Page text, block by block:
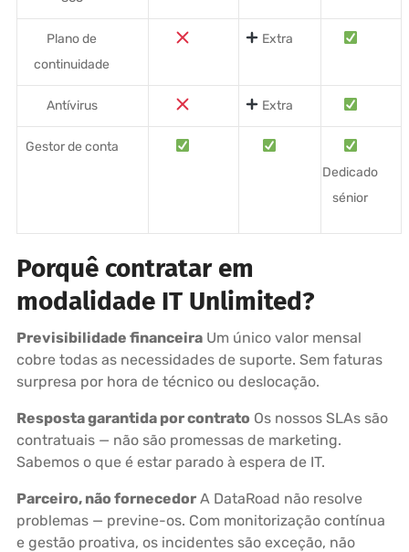
Plano de
continuidade
Extra
Antívirus Extra
Gestor de conta
Dedicado
sénior
Porquê contratar em
modalidade IT Unlimited?
Previsibilidade financeira Um único valor mensal
cobre todas as necessidades de suporte. Sem faturas
surpresa por hora de técnico ou deslocação.
Resposta garantida por contrato Os nossos SLAs são
contratuais — não são promessas de marketing.
Sabemos o que é estar parado à espera de IT.
Parceiro, não fornecedor A DataRoad não resolve
problemas — previne-os. Com monitorização contínua
e gestão proativa, os incidentes são exceção, não